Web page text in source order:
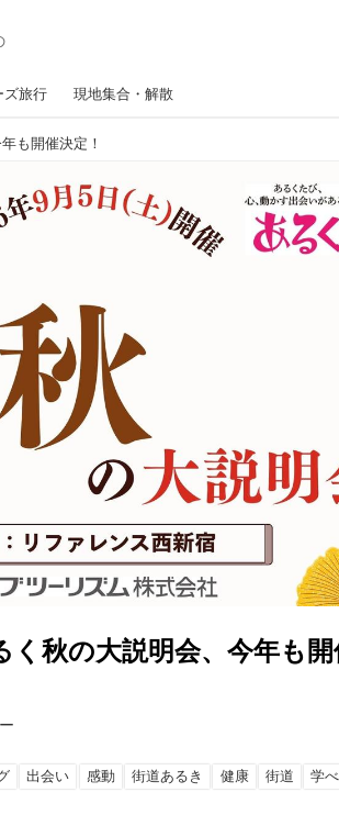
ズ旅行 現地集合・解散
も開催決定！
く秋の大説明会、今年も開
出会い 感動 街道あるき 健康 街道
学